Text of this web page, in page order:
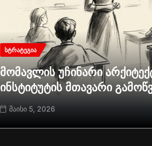
ᲡᲢᲠᲐᲢᲔᲒᲘᲐ
მომავლის უჩინარი
ინსტიტუტის მთავარი
მაისი 5, 2026